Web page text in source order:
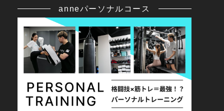
anneパーソナルコース